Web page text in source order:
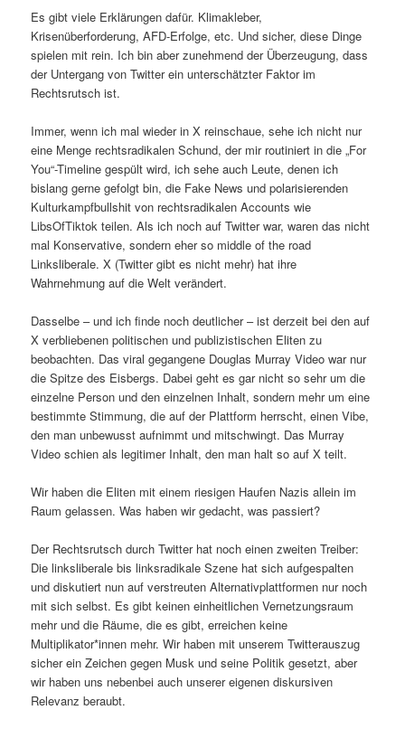
Es gibt viele Erklärungen dafür. Klimakleber,
Krisenüberforderung, AFD-Erfolge, etc. Und sicher, diese Dinge
spielen mit rein. Ich bin aber zunehmend der Überzeugung, dass
der Untergang von Twitter ein unterschätzter Faktor im
Rechtsrutsch ist.
Immer, wenn ich mal wieder in X reinschaue, sehe ich nicht nur
eine Menge rechtsradikalen Schund, der mir routiniert in die „For
You“-Timeline gespült wird, ich sehe auch Leute, denen ich
bislang gerne gefolgt bin, die Fake News und polarisierenden
Kulturkampfbullshit von rechtsradikalen Accounts wie
LibsOfTiktok teilen. Als ich noch auf Twitter war, waren das nicht
mal Konservative, sondern eher so middle of the road
Linksliberale. X (Twitter gibt es nicht mehr) hat ihre
Wahrnehmung auf die Welt verändert.
Dasselbe – und ich finde noch deutlicher – ist derzeit bei den auf
X verbliebenen politischen und publizistischen Eliten zu
beobachten. Das viral gegangene Douglas Murray Video war nur
die Spitze des Eisbergs. Dabei geht es gar nicht so sehr um die
einzelne Person und den einzelnen Inhalt, sondern mehr um eine
bestimmte Stimmung, die auf der Plattform herrscht, einen Vibe,
den man unbewusst aufnimmt und mitschwingt. Das Murray
Video schien als legitimer Inhalt, den man halt so auf X teilt.
Wir haben die Eliten mit einem riesigen Haufen Nazis allein im
Raum gelassen. Was haben wir gedacht, was passiert?
Der Rechtsrutsch durch Twitter hat noch einen zweiten Treiber:
Die linksliberale bis linksradikale Szene hat sich aufgespalten
und diskutiert nun auf verstreuten Alternativplattformen nur noch
mit sich selbst. Es gibt keinen einheitlichen Vernetzungsraum
mehr und die Räume, die es gibt, erreichen keine
Multiplikator*innen mehr. Wir haben mit unserem Twitterauszug
sicher ein Zeichen gegen Musk und seine Politik gesetzt, aber
wir haben uns nebenbei auch unserer eigenen diskursiven
Relevanz beraubt.